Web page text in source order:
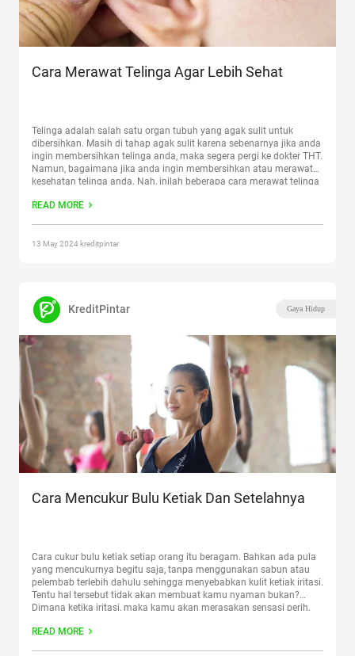
Cara Merawat Telinga Agar Lebih Sehat
Telinga adalah salah satu organ tubuh yang agak sulit untuk
dibersihkan. Masih di tahap agak sulit karena sebenarnya jika anda
ingin membersihkan telinga anda, maka segera pergi ke dokter THT.
Namun, bagaimana jika anda ingin membersihkan atau merawat
kesehatan telinga anda. Nah, inilah beberapa cara merawat telinga
reading“Cara Merawat Telinga Agar Lebih Sehat”
READ MORE
13 May 2024 kreditpintar
KreditPintar Gaya Hidup
Cara Mencukur Bulu Ketiak Dan Setelahnya
Cara cukur bulu ketiak setiap orang itu beragam. Bahkan ada pula
yang mencukurnya begitu saja, tanpa menggunakan sabun atau
pelembab terlebih dahulu sehingga menyebabkan kulit ketiak iritasi.
Tentu hal tersebut tidak akan membuat kamu nyaman bukan?
Dimana ketika iritasi, maka kamu akan merasakan sensasi perih,
halContinue reading
READ MORE